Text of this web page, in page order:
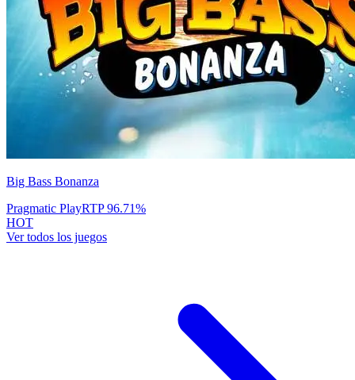
Big Bass Bonanza
Pragmatic PlayRTP96.71%
HOT
Ver todos los juegos